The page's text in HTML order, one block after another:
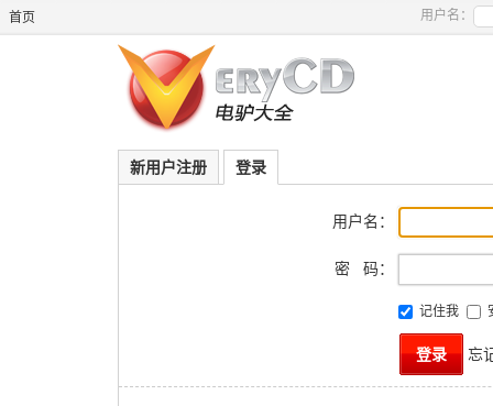
首页 用户名：
新用户注册 登录
用户名：
密 码：
记住我
忘